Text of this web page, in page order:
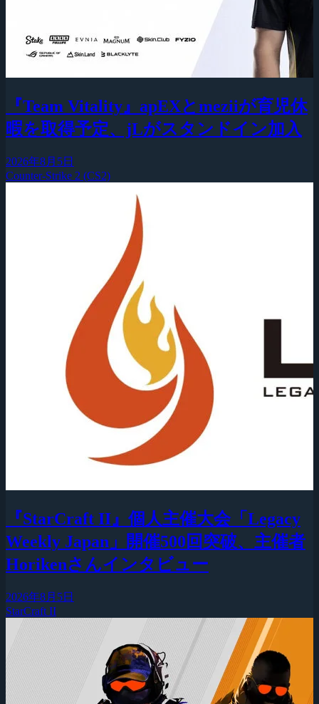
『Team Vitality』apEXとmeziiが育児休
暇を取得予定、jLがスタンドイン加入
2026年8月5日
Counter-Strike 2 (CS2)
『StarCraft II』個人主催大会「Legacy
Weekly Japan」開催500回突破、主催者
Horikenさんインタビュー
2026年8月5日
StarCraft II